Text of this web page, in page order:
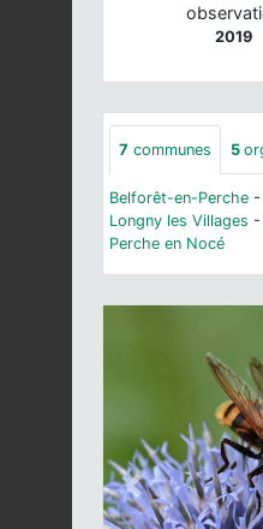
2019
7 communes 5
Belforêt-en-Perche -
Longny les Villages -
Perche en Nocé
Previous